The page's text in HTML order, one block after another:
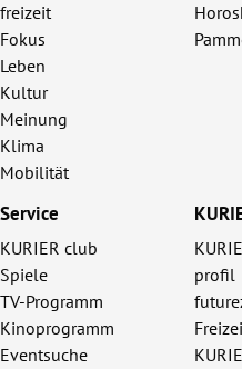
freizeit
Fokus
Leben
Kultur
Meinung
Klima
Mobilität
Service
KURIER club
Spiele
TV-Programm
Kinoprogramm
Eventsuche
profil